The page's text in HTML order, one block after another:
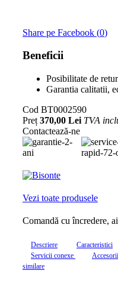
Share pe Facebook (0)
Beneficii
Posibilitate de
Garantia calitatii,
Cod BT0002590
Preț 370,00 Lei TVA
Contactează-ne
Vezi toate produsele
Comandă cu încredere,
Descriere Caracteristici
Servicii conexe
Accesorii
similare